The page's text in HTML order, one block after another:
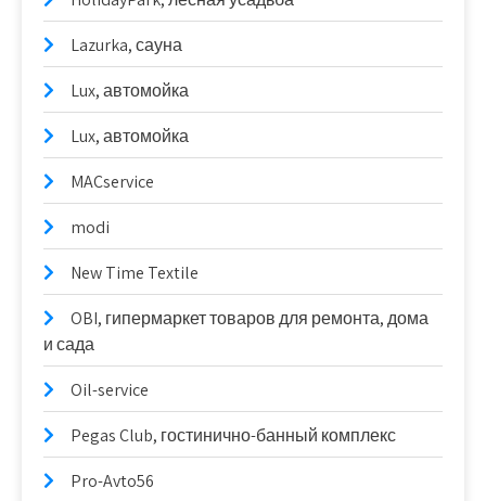
Lazurka, сауна
Lux, автомойка
Lux, автомойка
MACservice
modi
New Time Textile
OBI, гипермаркет товаров для ремонта, дома
и сада
Oil-service
Pegas Club, гостинично-банный комплекс
Pro-Avto56